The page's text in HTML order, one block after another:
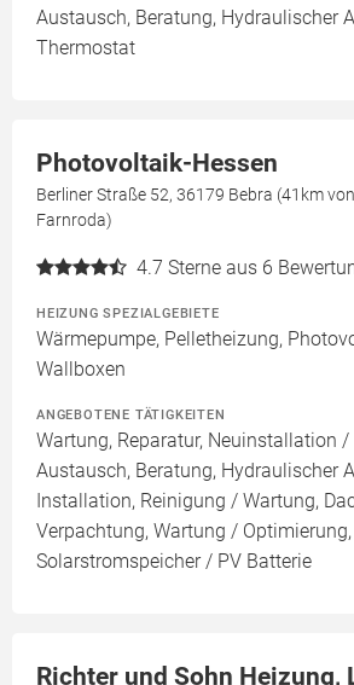
Austausch, Beratung, Hydraulischer
Thermostat
Photovoltaik-Hessen
Berliner Straße 52, 36179 Bebra (41km
Farnroda)
4.7 Sterne aus 6
HEIZUNG SPEZIALGEBIETE
Wärmepumpe, Pelletheizung,
Wallboxen
ANGEBOTENE TÄTIGKEITEN
Wartung, Reparatur, Neuinstallation /
Austausch, Beratung, Hydraulischer
Installation, Reinigung / Wartung,
Verpachtung, Wartung / Optimierung,
Solarstromspeicher / PV Batterie
Richter und Sohn Heizung,